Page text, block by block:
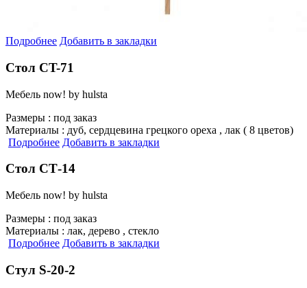
Подробнее Добавить в закладки
Стол CT-71
Мебель now! by hulsta
Размеры : под заказ
Материалы : дуб, сердцевина грецкого ореха , лак ( 8 цветов)
Подробнее Добавить в закладки
Стол СТ-14
Мебель now! by hulsta
Размеры : под заказ
Материалы : лак, дерево , стекло
Подробнее Добавить в закладки
Стул S-20-2